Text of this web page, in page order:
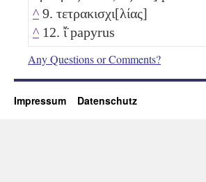
^ 9. τετρακισχι[λίας]
^ 12. ἴ̈ papyrus
Any Questions or Comments?
Impressum Datenschutz